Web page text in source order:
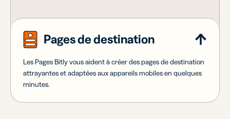
Pages de destination
Les Pages Bitly vous aident à créer des pages de destination
attrayantes et adaptées aux appareils mobiles en quelques
minutes.